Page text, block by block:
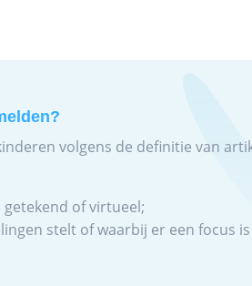
volgens de definitie van
of virtueel;
stelt of waarbij er een focus